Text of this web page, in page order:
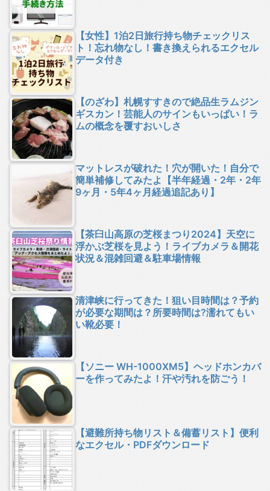
【女性】1泊2日旅行持ち物チェックリス
ト！忘れ物なし！書き換えられるエクセル
データ付き
【のざわ】札幌すすきので絶品生ラムジン
ギスカン！芸能人のサインもいっぱい！ラ
ムの概念を覆すおいしさ
マットレスが破れた！穴が開いた！自分で
簡単補修してみたよ【半年経過・2年・2年
9ヶ月・5年4ヶ月経過追記あり】
【茶臼山高原の芝桜まつり2024】天空に
浮かぶ芝桜を見よう！ライブカメラ＆開花
状況＆混雑回避＆駐車場情報
清津峡に行ってきた！狙い目時間は？予約
が必要な期間は？所要時間は?濡れてもい
い靴必要！
【ソニー WH-1000XM5】ヘッドホンカバ
ーを作ってみたよ！汗や汚れを防ごう！
【避難所持ち物リスト＆備蓄リスト】便利
なエクセル・PDFダウンロード